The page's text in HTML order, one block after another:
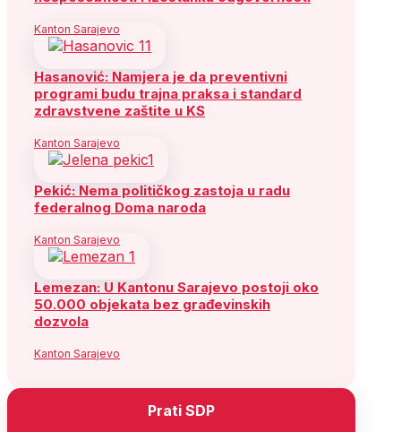
Kanton Sarajevo
Hasanović: Namjera je da preventivni
programi budu trajna praksa i standard
zdravstvene zaštite u KS
Kanton Sarajevo
Pekić: Nema političkog zastoja u radu
federalnog Doma naroda
Kanton Sarajevo
Lemezan: U Kantonu Sarajevo postoji oko
50.000 objekata bez građevinskih
dozvola
Kanton Sarajevo
Prati SDP